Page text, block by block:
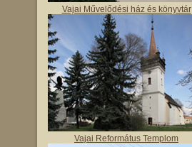
Vajai Művelődési ház és könyvtár
Vajai Református Templom